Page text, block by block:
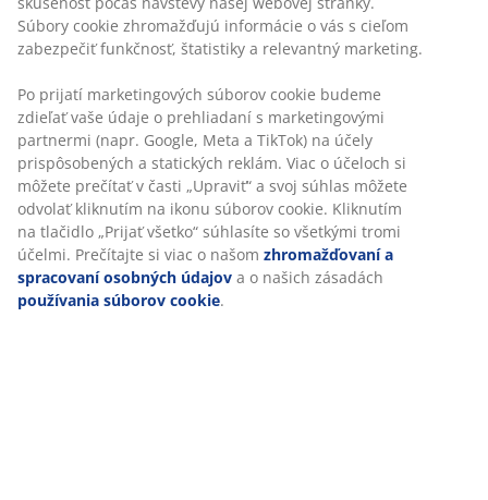
Flexibilné možnosti doručenia
Rýchle a jednoduché doručenie podľa vášho výberu
Luxusná záhradná poduška s odolným štruktúrovane
tkaným poťahom. Na stoličku s nízkym operadlom.
51x100x4 cm
SKU: 3725120
Súbory cookie zhromažďujú informácie o vás s cieľom
zabezpečiť funkčnosť, štatistiky a relevantný marketing.
Po prijatí marketingových súborov cookie budeme
zdieľať vaše údaje o prehliadaní s marketingovými
partnermi (napr. Google, Meta a TikTok) na účely
prispôsobených a statických reklám. Viac o účeloch si
môžete prečítať v časti „Upraviť“ a svoj súhlas môžete
odvolať kliknutím na ikonu súborov cookie. Kliknutím
na tlačidlo „Prijať všetko“ súhlasíte so všetkými tromi
účelmi. Prečítajte si viac o našom zhromažďovaní a
spracovaní osobných údajov a o našich zásadách
používania súborov cookie.